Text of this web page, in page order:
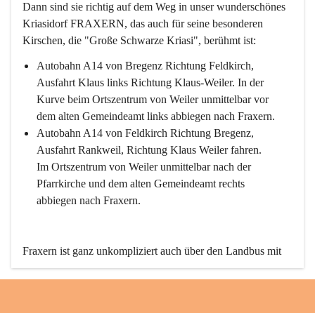
Dann sind sie richtig auf dem Weg in unser wunderschönes
Kriasidorf FRAXERN, das auch für seine besonderen
Kirschen, die "Große Schwarze Kriasi", berühmt ist:
Autobahn A14 von Bregenz Richtung Feldkirch,
Ausfahrt Klaus links Richtung Klaus-Weiler. In der
Kurve beim Ortszentrum von Weiler unmittelbar vor
dem alten Gemeindeamt links abbiegen nach Fraxern.
Autobahn A14 von Feldkirch Richtung Bregenz,
Ausfahrt Rankweil, Richtung Klaus Weiler fahren.
Im Ortszentrum von Weiler unmittelbar nach der
Pfarrkirche und dem alten Gemeindeamt rechts
abbiegen nach Fraxern.
Fraxern ist ganz unkompliziert auch über den Landbus mit
den öffentlichen Verkehrsmitteln zu erreichen. Die Linie